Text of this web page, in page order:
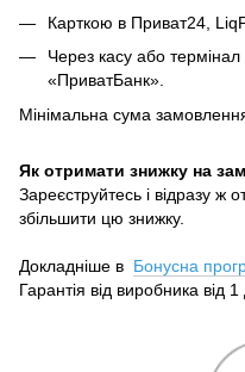
Карткою в Приват24,
Через касу або
«ПриватБанк».
Мінімальна сума
Як отримати знижку на
Зареєструйтесь і відразу ж
збільшити цю знижку.
Докладніше в Бонусна
Гарантія від виробника від 1